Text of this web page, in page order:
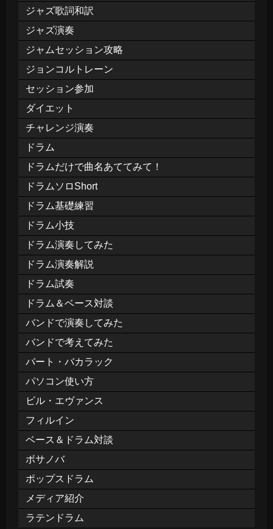
ジャズ歌詞和訳
ジャズ演奏
ジャムセッション攻略
ジョンコルトレーン
セッション参加
ダイエット
チャレンジ演奏
ドラム
ドラムだけで曲名あててみて！
ドラムソロShort
ドラム基礎練習
ドラム小技
ドラム演奏してみた
ドラム演奏解説
ドラム試奏
ドラム＆ベース対談
バンドで演奏してみた
バンドで考えてみた
バート・バカラック
パソコン使い方
ビル・エヴァンス
フィルイン
ベース＆ドラム対談
ボサノバ
ポップスドラム
メディア紹介
ラテンドラム